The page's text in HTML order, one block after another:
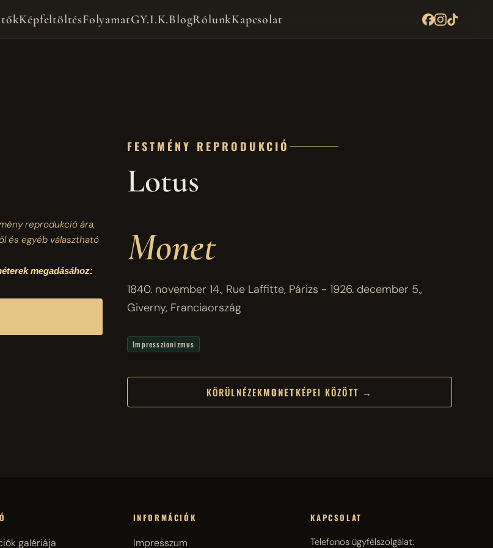
KépfeltöltésFolyamatGY.I.K.BlogRólunkKapcsolat
reprodukció ára,
és egyéb választható
megadásához:
FESTMÉNY REPRODUKCIÓ
Lotus
Monet
1840. november 14., Rue Laffitte, Párizs - 1926. december 5.,
Giverny, Franciaország
Impresszionizmus
KÖRÜLNÉZEKMONETKÉPEI KÖZÖTT →
galériája
INFORMÁCIÓK
Impresszum
KAPCSOLAT
Telefonos ügyfélszolgálat: